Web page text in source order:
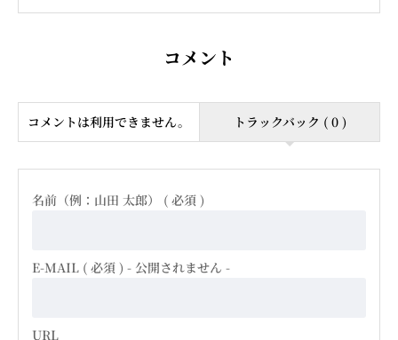
コメント
コメントは利用できません。 トラックバック ( 0 )
名前（例：山田 太郎） ( 必須 )
E-MAIL ( 必須 ) - 公開されません -
URL